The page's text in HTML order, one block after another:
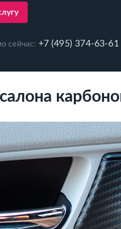
сейчас: +7 (495) 374-63-61